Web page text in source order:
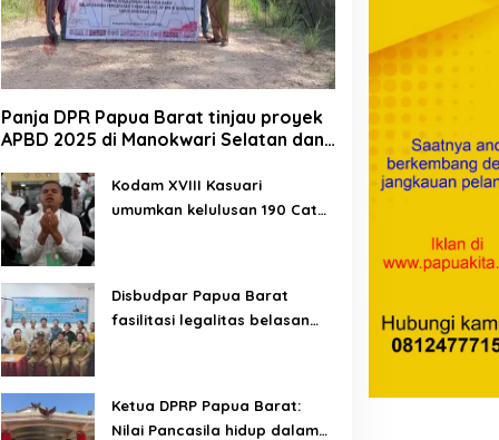
Panja DPR Papua Barat tinjau proyek
APBD 2025 di Manokwari Selatan dan
Kodam XVIII Kasuari
umumkan kelulusan 190 Cata
Disbudpar Papua Barat
fasilitasi legalitas belasan
Ketua DPRP Papua Barat:
Nilai Pancasila hidup dalam